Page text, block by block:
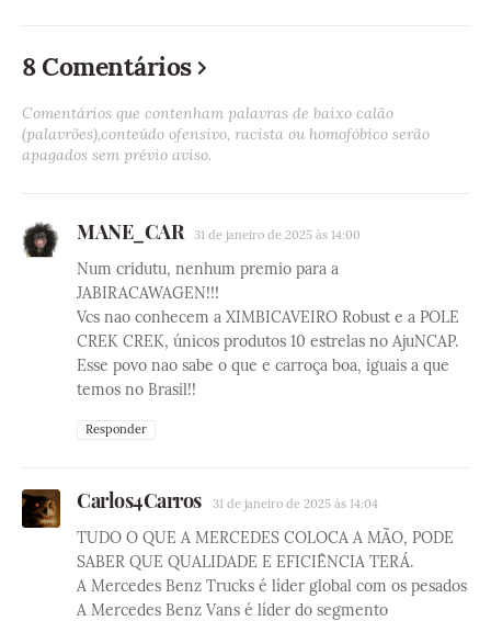
8 Comentários
Comentários que contenham palavras de baixo calão
(palavrões),conteúdo ofensivo, racista ou homofóbico serão
apagados sem prévio aviso.
MANE_CAR 31 de janeiro de 2025 às 14:00
Num cridutu, nenhum premio para a
JABIRACAWAGEN!!!
Vcs nao conhecem a XIMBICAVEIRO Robust e a POLE
CREK CREK, únicos produtos 10 estrelas no AjuNCAP.
Esse povo nao sabe o que e carroça boa, iguais a que
temos no Brasil!!
Responder
Carlos4Carros 31 de janeiro de 2025 às 14:04
TUDO O QUE A MERCEDES COLOCA A MÃO, PODE
SABER QUE QUALIDADE E EFICIÊNCIA TERÁ.
A Mercedes Benz Trucks é líder global com os pesados
A Mercedes Benz Vans é líder do segmento